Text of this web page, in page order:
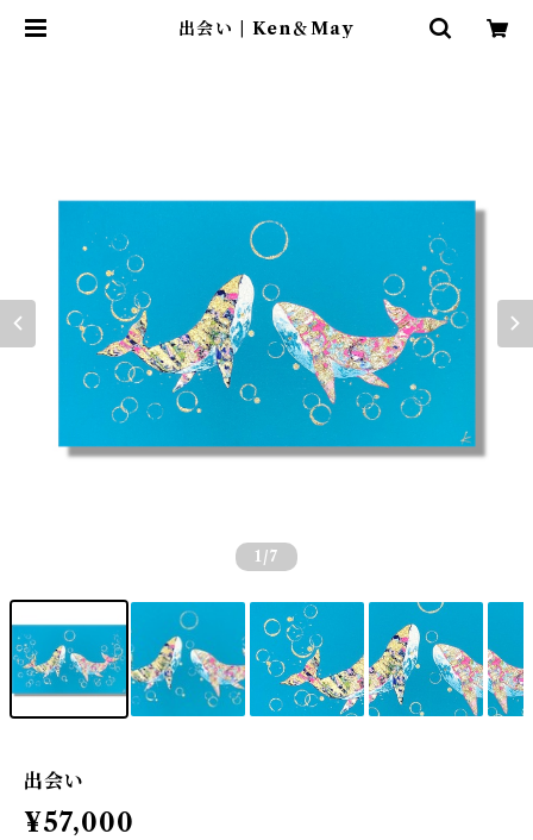
出会い | Ken＆May
1 /7
出会い
¥57,000